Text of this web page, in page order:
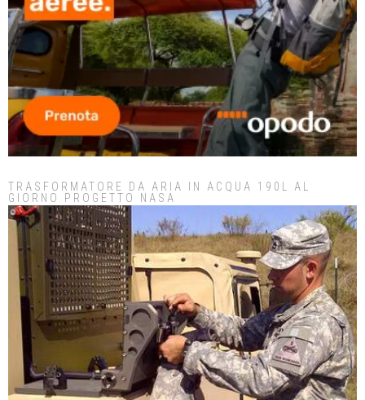
TRASFORMATORE DA ARIA IN ACQUA 190L AL
GIORNO PROGETTO NASA